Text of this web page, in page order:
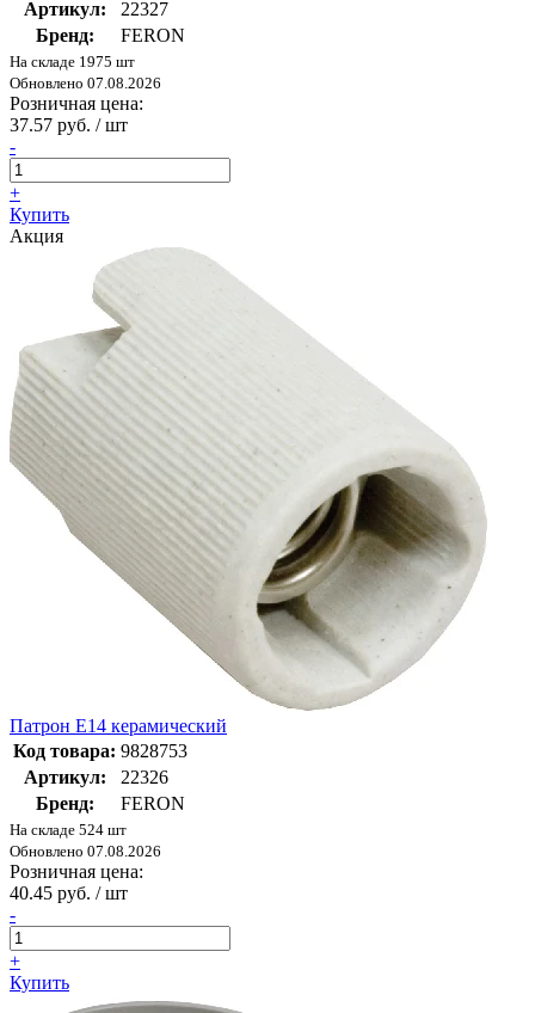
Артикул:
22327
Бренд:
FERON
На складе 1975 шт
Обновлено 07.08.2026
Розничная цена:
37.57 руб. / шт
-
+
Купить
Акция
Патрон Е14 керамический
Код товара: 9828753
Артикул:
22326
Бренд:
FERON
На складе 524 шт
Обновлено 07.08.2026
Розничная цена:
40.45 руб. / шт
-
+
Купить